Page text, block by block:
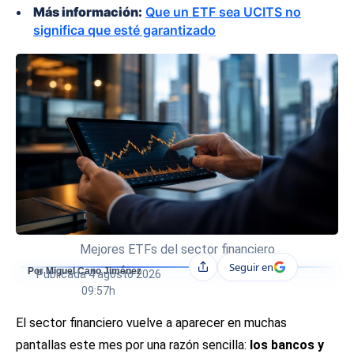
Más información: Que un ETF sea UCITS no
significa que esté garantizado
Mejores ETFs del sector financiero
Por Miguel Cano Jiménez
Publicada4 agosto 2026
09:57h
CompartirSeguir en
El sector financiero vuelve a aparecer en muchas
pantallas este mes por una razón sencilla: los bancos y